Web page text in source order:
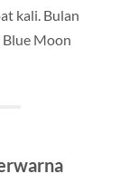
kali. Bulan
Moon